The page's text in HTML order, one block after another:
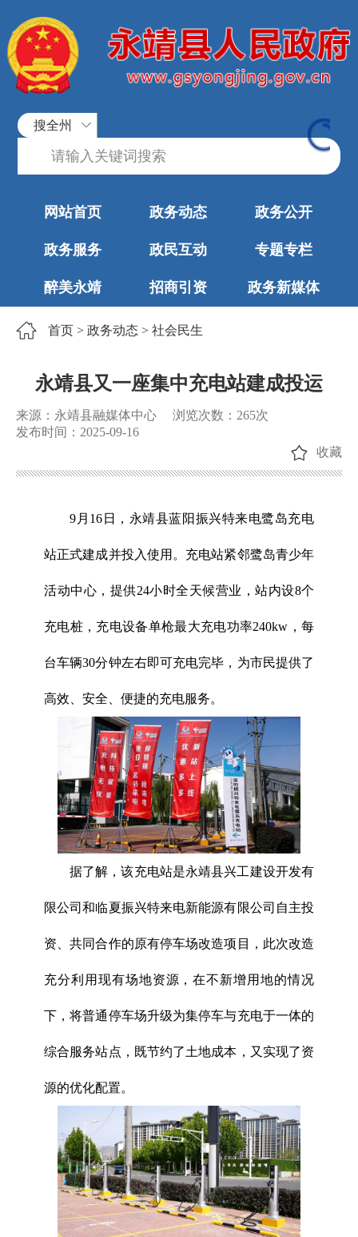
搜全州
网站首页 政务动态 政务公开
政务服务 政民互动 专题专栏
醉美永靖 招商引资 政务新媒体
首页 > 政务动态 > 社会民生
永靖县又一座集中充电站建成投运
来源：永靖县融媒体中心 浏览次数： 265次
发布时间：2025-09-16
收藏
9月16日，永靖县蓝阳振兴特来电鹭岛充电
站正式建成并投入使用。充电站紧邻鹭岛青少年
活动中心，提供24小时全天候营业，站内设8个
充电桩，充电设备单枪最大充电功率240kw，每
台车辆30分钟左右即可充电完毕，为市民提供了
高效、安全、便捷的充电服务。
据了解，该充电站是永靖县兴工建设开发有
限公司和临夏振兴特来电新能源有限公司自主投
资、共同合作的原有停车场改造项目，此次改造
充分利用现有场地资源，在不新增用地的情况
下，将普通停车场升级为集停车与充电于一体的
综合服务站点，既节约了土地成本，又实现了资
源的优化配置。